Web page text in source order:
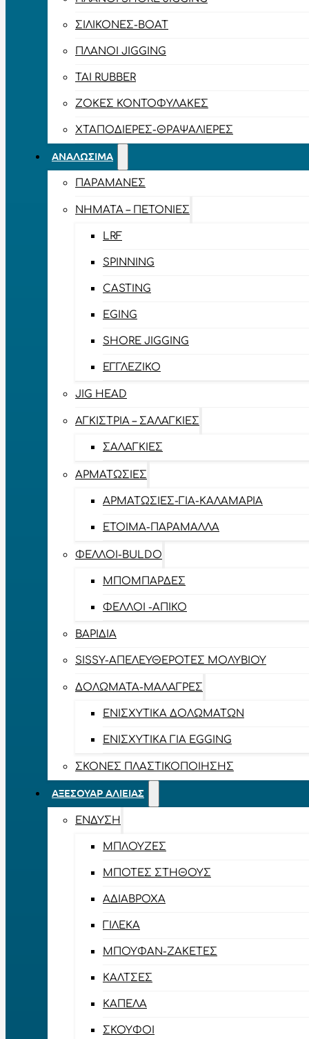
ΣΙΛΙΚΌΝΕΣ-BOAT
ΠΛΆΝΟΙ JIGGING
TAI RUBBER
ΖΌΚΕΣ ΚΟΝΤΟΦΎΛΑΚΕΣ
ΧΤΑΠΟΔΙΈΡΕΣ-ΘΡΑΨΑΛΙΈΡΕΣ
ΑΝΑΛΏΣΙΜΑ
ΠΑΡΑΜΆΝΕΣ
ΝΉΜΑΤΑ – ΠΕΤΟΝΙΈΣ
LRF
SPINNING
CASTING
EGING
SHORE JIGGING
ΕΓΓΛΈΖΙΚΟ
JIG HEAD
ΑΓΚΊΣΤΡΙΑ – ΣΑΛΑΓΚΙΈΣ
ΣΑΛΑΓΚΙΈΣ
ΑΡΜΑΤΩΣΙΈΣ
ΑΡΜΑΤΩΣΙΈΣ-ΓΙΑ-ΚΑΛΑΜΆΡΙΑ
ΈΤΟΙΜΑ-ΠΑΡΆΜΑΛΛΑ
ΦΕΛΛΟΊ-BULDO
ΜΠΟΜΠΆΡΔΕΣ
ΦΕΛΛΟΊ -ΑΠΊΚΟ
ΒΑΡΊΔΙΑ
SISSY-ΑΠΕΛΕΥΘΕΡΟΤΈΣ ΜΟΛΥΒΙΟΎ
ΔΟΛΏΜΑΤΑ-ΜΑΛΆΓΡΕΣ
ΕΝΙΣΧΥΤΙΚΆ ΔΟΛΩΜΆΤΩΝ
ΕΝΙΣΧΥΤΙΚΆ ΓΙΑ EGGING
ΣΚΌΝΕΣ ΠΛΑΣΤΙΚΟΠΟΊΗΣΗΣ
ΑΞΕΣΟΥΆΡ ΑΛΙΕΊΑΣ
ΈΝΔΥΣΗ
ΜΠΛΟΎΖΕΣ
ΜΠΌΤΕΣ ΣΤΉΘΟΥΣ
ΑΔΙΆΒΡΟΧΑ
ΓΙΛΈΚΑ
ΜΠΟΥΦΆΝ-ΖΑΚΈΤΕΣ
ΚΆΛΤΣΕΣ
ΚΑΠΈΛΑ
ΣΚΟΎΦΟΙ